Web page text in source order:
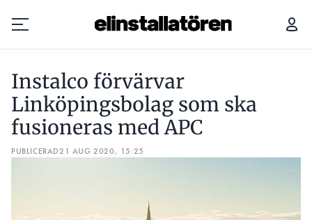
Prenumerera
Hantera prenumeration
Instalco förvärvar
Linköpingsbolag som ska
fusioneras med APC
PUBLICERAD21 AUG 2020, 15:25